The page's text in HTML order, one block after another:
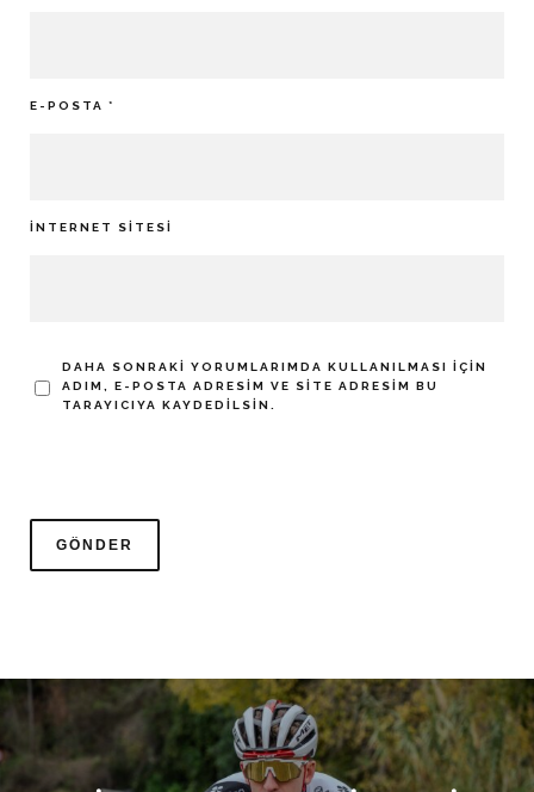
E-POSTA *
İNTERNET SITESI
DAHA SONRAKI YORUMLARIMDA KULLANILMASI IÇIN
ADIM, E-POSTA ADRESIM VE SITE ADRESIM BU
TARAYICIYA KAYDEDILSIN.